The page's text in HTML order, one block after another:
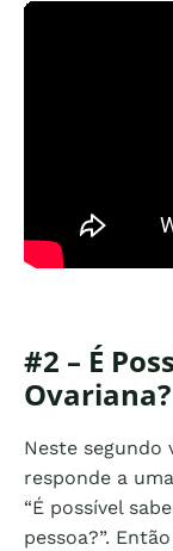
#2 – É
Ovariana?
Neste segundo
responde a
“É possível
pessoa?”.